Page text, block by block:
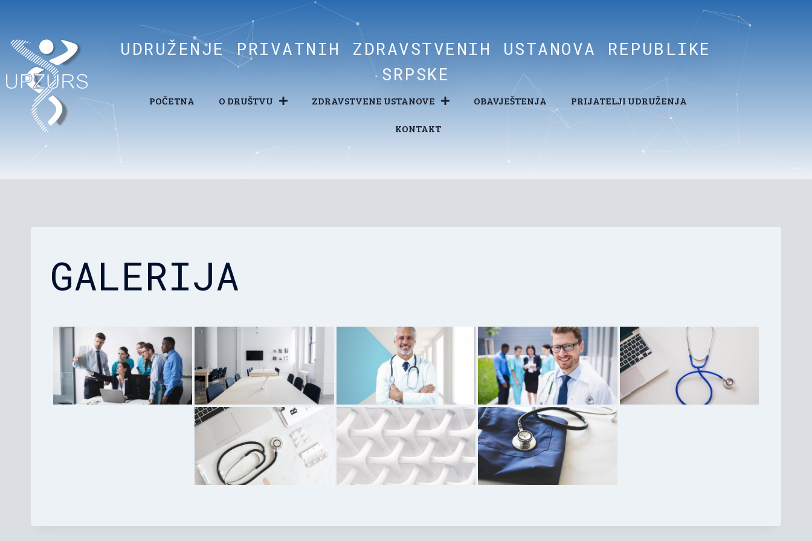
UDRUŽENJE PRIVATNIH ZDRAVSTVENIH USTANOVA REPUBLIKE
SRPSKE
POČETNA O DRUŠTVU ZDRAVSTVENE USTANOVE OBAVJEŠTENJA PRIJATELJI UDRUŽENJA
KONTAKT
GALERIJA